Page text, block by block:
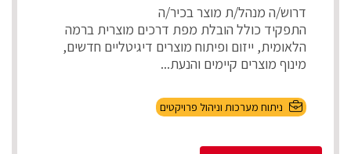
דרוש/ה מנהל/ת מוצר בכיר/ה
התפקיד כולל הובלת מפת דרכים מוצרית ברמה
הלאומית, ייזום ופיתוח מוצרים דיגיטליים חדשים,
מינוף מוצרים קיימים והנעת...
ניתוח מערכות וניהול פרויקטים